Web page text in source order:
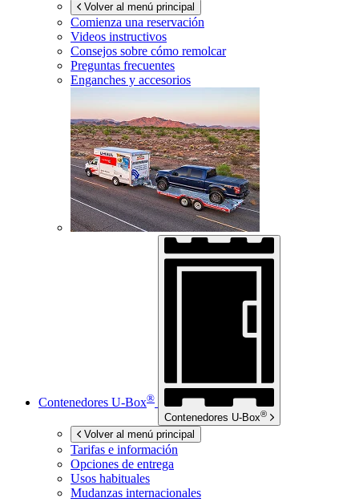
Volver al menú principal
Comienza una reservación
Videos instructivos
Consejos sobre cómo remolcar
Preguntas frecuentes
Enganches y accesorios
Contenedores U-Box®
Contenedores U-Box®
Volver al menú principal
Tarifas e información
Opciones de entrega
Usos habituales
Mudanzas internacionales